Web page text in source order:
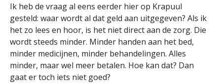
Ik heb de vraag al eens eerder hier op Krapuul
gesteld: waar wordt al dat geld aan uitgegeven? Als ik
het zo lees en hoor, is het niet direct aan de zorg. Die
wordt steeds minder. Minder handen aan het bed,
minder medicijnen, minder behandelingen. Alles
minder, maar wel meer betalen. Hoe kan dat? Dan
gaat er toch iets niet goed?